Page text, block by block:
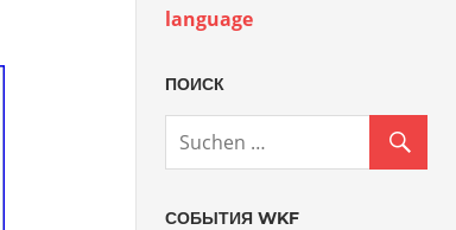
language
ПОИСК
СОБЫТИЯ WKF